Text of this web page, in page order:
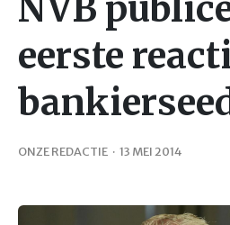
NVB
eerste
ONZE REDACTIE · 13 MEI 2014